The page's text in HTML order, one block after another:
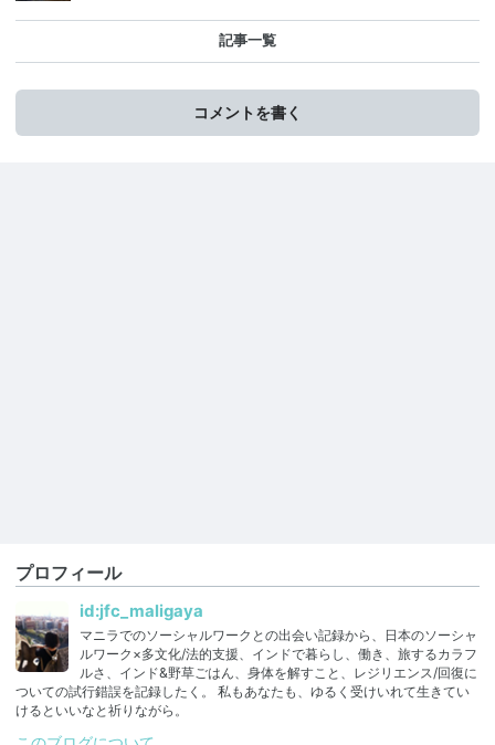
記事一覧
コメントを書く
プロフィール
id:jfc_maligaya
マニラでのソーシャルワークとの出会い記録から、日本のソーシャ
ルワーク×多文化/法的支援、インドで暮らし、働き、旅するカラフ
ルさ、インド&野草ごはん、身体を解すこと、レジリエンス/回復に
ついての試行錯誤を記録したく。 私もあなたも、ゆるく受けいれて生きてい
けるといいなと祈りながら。